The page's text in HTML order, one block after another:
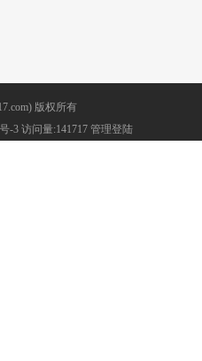
版权所有
-3 访问量:141717 管理登陆